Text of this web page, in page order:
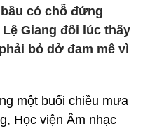
có chỗ đứng
Giang đôi lúc thấy
bỏ dở đam mê vì
một buổi chiều mưa
Học viện Âm nhạc